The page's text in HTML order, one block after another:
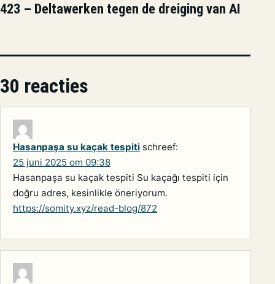
423 – Deltawerken tegen de dreiging van AI
30 reacties
Hasanpaşa su kaçak tespiti schreef:
25 juni 2025 om 09:38
Hasanpaşa su kaçak tespiti Su kaçağı tespiti için
doğru adres, kesinlikle öneriyorum.
https://somity.xyz/read-blog/872